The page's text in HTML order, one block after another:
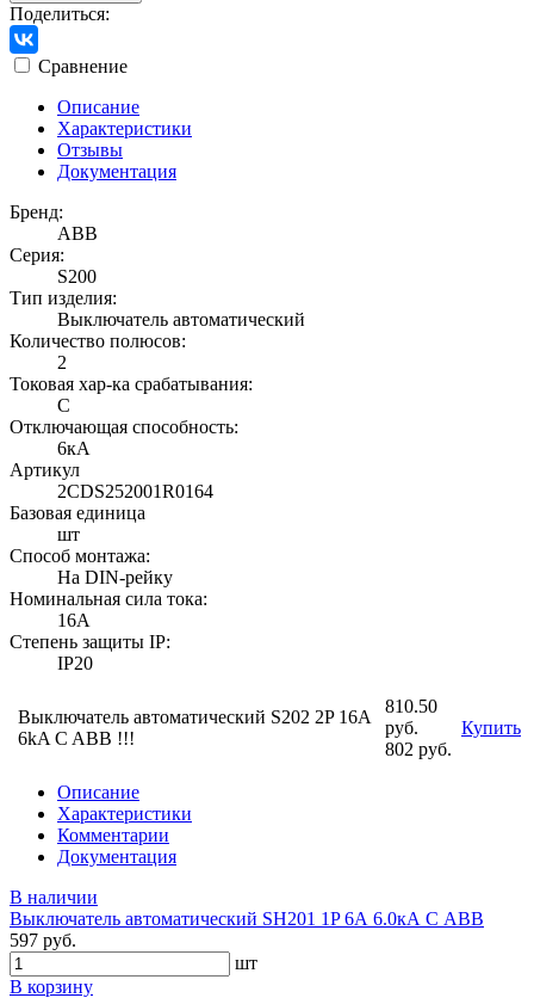
Поделиться:
Сравнение
Описание
Характеристики
Отзывы
Документация
Бренд:
ABB
Серия:
S200
Тип изделия:
Выключатель автоматический
Количество полюсов:
2
Токовая хар-ка срабатывания:
C
Отключающая способность:
6кА
Артикул
2CDS252001R0164
Базовая единица
шт
Способ монтажа:
На DIN-рейку
Номинальная сила тока:
16А
Степень защиты IP:
IP20
Выключатель автоматический S202 2P 16A
6kA C ABB !!!
810.50
руб.
802 руб.
Купить
Описание
Характеристики
Комментарии
Документация
В наличии
Выключатель автоматический SH201 1P 6А 6.0кА С АВВ
597 руб.
шт
В корзину